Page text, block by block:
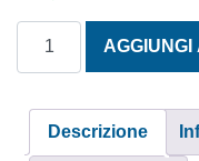
Descrizione